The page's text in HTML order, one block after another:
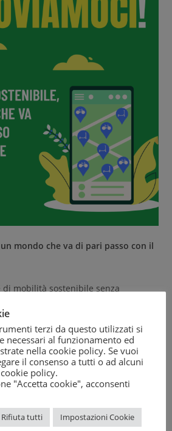
mondo che va di pari passo con il
di mobilità sostenibile senza
possiamo prenotare un
trovare un’auto in sharing o
più veloce, combinando mezzi
per rendere il servizio
ma non vanno sottovalutati i rischi sia
il portafogli!
terzi da questo utilizzati si
necessari al funzionamento ed
nella cookie policy. Se vuoi
il consenso a tutti o ad alcuni
cookie policy.
"Accetta cookie", acconsenti
Rifiuta tutti Impostazioni Cookie